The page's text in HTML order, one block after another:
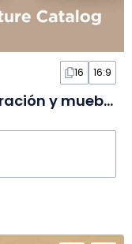
16 16:9
Catálogo moderno de decoración y muebles en Diapositivas